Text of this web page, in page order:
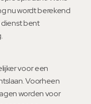
nu wordt berekend
dienst bent
voor een
Voorheen
worden voor